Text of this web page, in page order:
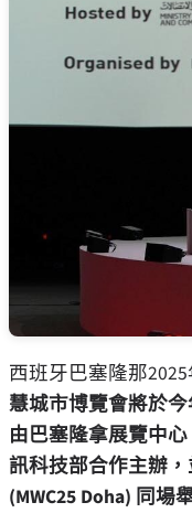
西班牙巴塞隆那
慧城市博覽會將於
由巴塞隆拿展覽中心
訊科技部合作主辦
(MWC25 Doha) 同場